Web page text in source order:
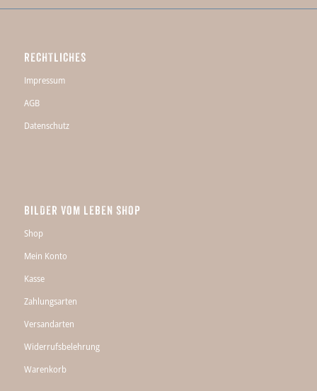
RECHTLICHES
Impressum
AGB
Datenschutz
BILDER VOM LEBEN SHOP
Shop
Mein Konto
Kasse
Zahlungsarten
Versandarten
Widerrufsbelehrung
Warenkorb